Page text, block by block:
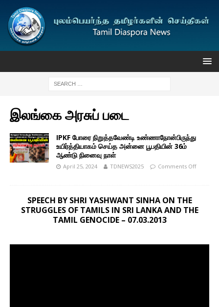
இலங்கை அரசுப் படை
IPKF போரை நிறுத்தவேண்டி உண்ணாநோன்பிருந்து
உயிர்த்தியாகம் செய்த அன்னை பூபதியின் 36ம்
ஆண்டு நினைவு நாள்
April 25, 2024 TDNEWS2025 Comments Off
SPEECH BY SHRI YASHWANT SINHA ON THE
STRUGGLES OF TAMILS IN SRI LANKA AND THE
TAMIL GENOCIDE – 07.03.2013